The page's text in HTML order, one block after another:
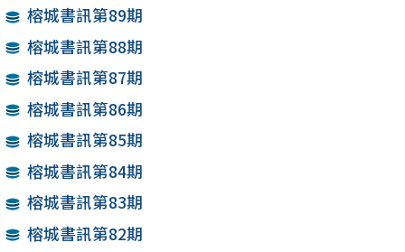
榕城書訊第89期
榕城書訊第88期
榕城書訊第87期
榕城書訊第86期
榕城書訊第85期
榕城書訊第84期
榕城書訊第83期
榕城書訊第82期